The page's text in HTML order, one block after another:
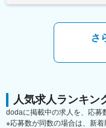
■キャリアパス：
工事担当のエキス
ラインマネジメン
社内公募制度を活
変更の範囲：会社
より良い環境で難
・大型制御盤の回
・PLCを使用し、
・配電盤：高圧受
※ご経験スキルに応
ご面接の際に志向
さ
人気求人ランキン
dodaに掲載中の求人を、応募
※応募数が同数の場合は、新着